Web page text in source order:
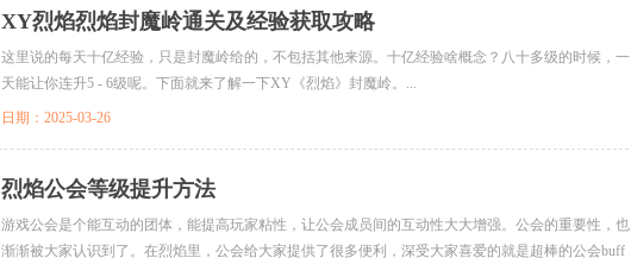
XY烈焰烈焰封魔岭通关及经验获取攻略
这里说的每天十亿经验，只是封魔岭给的，不包括其他来源。十亿经验啥概念？八十多级的时候，一
天能让你连升5 - 6级呢。下面就来了解一下XY《烈焰》封魔岭。...
日期：2025-03-26
烈焰公会等级提升方法
游戏公会是个能互动的团体，能提高玩家粘性，让公会成员间的互动性大大增强。公会的重要性，也
渐渐被大家认识到了。在烈焰里，公会给大家提供了很多便利，深受大家喜爱的就是超棒的公会buff